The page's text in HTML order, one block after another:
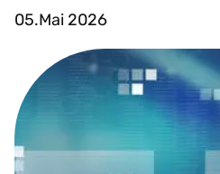
05.Mai 2026